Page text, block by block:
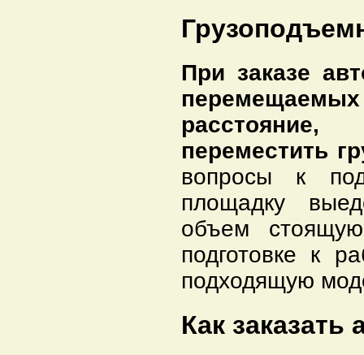
При заказе
переместить
вопросы к
площадку
объем
подготовке к
подходящую
Как